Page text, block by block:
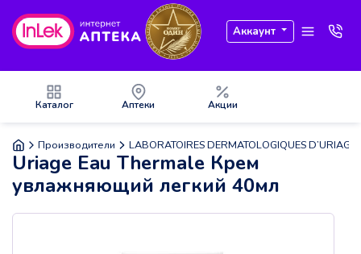
Аккаунт
Каталог Аптеки Акции
Производители LABORATOIRES DERMATOLOGIQUES D’URIAGE
Uriage Eau Thermale Крем
увлажняющий легкий 40мл